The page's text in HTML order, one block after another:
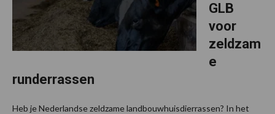
GLB
voor
zeldzam
e
runderrassen
Heb je Nederlandse zeldzame landbouwhuisdierrassen? In het